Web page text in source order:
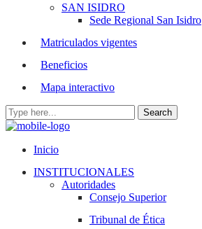
SAN ISIDRO
Sede Regional San Isidro
Matriculados vigentes
Beneficios
Mapa interactivo
Inicio
INSTITUCIONALES
Autoridades
Consejo Superior
Tribunal de Ética